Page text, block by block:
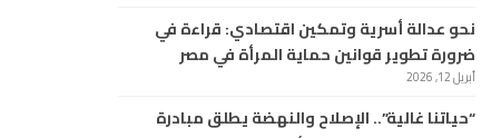
نحو عدالة أسرية وتمكين اقتصادي: قراءة في
ضرورة تطوير قوانين حماية المرأة في مصر
أبريل 12, 2026
“حياتنا غالية”.. الإصلاح والنهضة يطلق مبادرة